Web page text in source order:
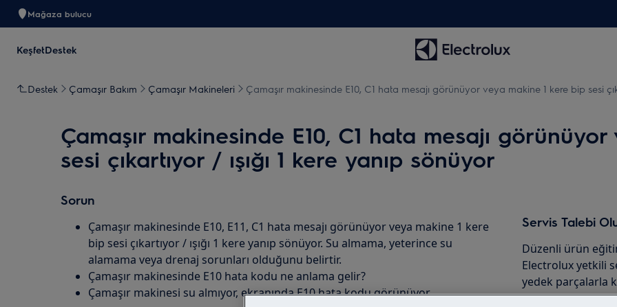
Mağaza bulucu
KeşfetDestek
Destek Çamaşır Bakım Çamaşır Makineleri Çamaşır makinesinde E10, C1 hata mesajı görünüyor veya makine 1 kere bip sesi
Çamaşır makinesinde E10, C1 hata mesajı
sesi çıkartıyor / ışığı 1 kere yanıp sönüyor
Sorun
Çamaşır makinesinde E10, E11, C1 hata mesajı görünüyor veya makine 1 kere
bip sesi çıkartıyor / ışığı 1 kere yanıp sönüyor. Su almama, yeterince su
alamama veya drenaj sorunları olduğunu belirtir.
Çamaşır makinesinde E10 hata kodu ne anlama gelir?
Çamaşır makinesi su almıyor, ekranında E10 hata kodu görünüyor
Servis Talebi
Düzenli ürün
Electrolux yetkili
yedek parçalarla